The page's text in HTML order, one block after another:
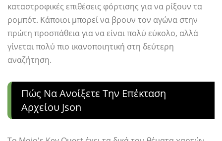
καταστροφικές επιθέσεις φόρτισης για να ρίξουν τα
ρομπότ. Κάποιοι μπορεί να βρουν τον αγώνα στην
πρώτη προσπάθεια για να είναι πολύ εύκολο, αλλά
γίνεται πολύ πιο ικανοποιητική στη δεύτερη
αναζήτηση.
Πώς Να Ανοίξετε Την Επέκταση
Αρχείου Json